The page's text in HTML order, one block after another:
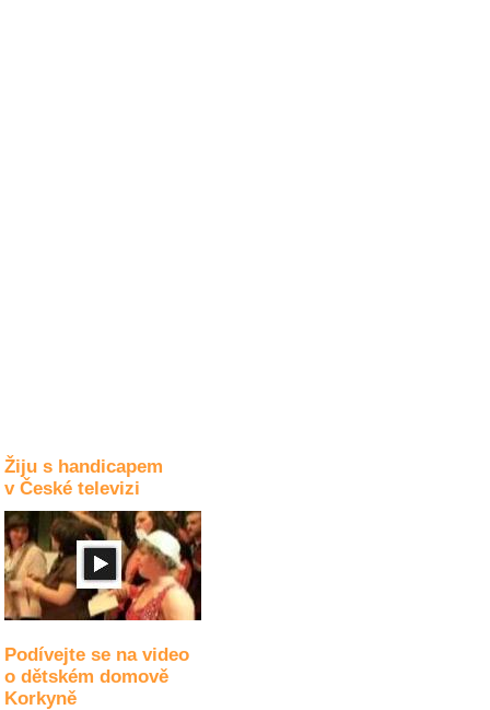
Žiju s handicapem
v České televizi
Podívejte se na video
o dětském domově
Korkyně